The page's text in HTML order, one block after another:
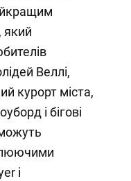
який
Веллі,
курорт міста,
і бігові
і